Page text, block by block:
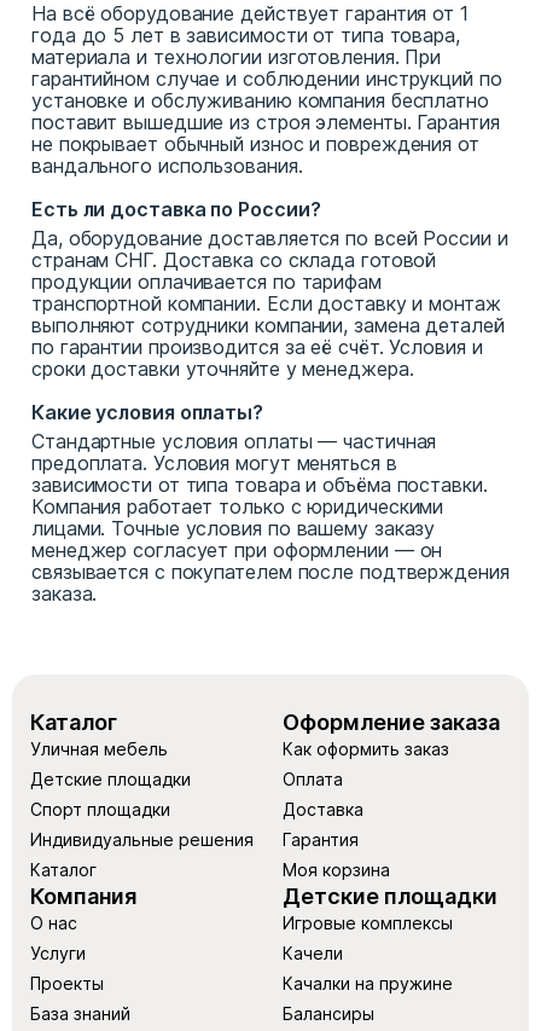
На всё оборудование действует гарантия от 1
года до 5 лет в зависимости от типа товара,
материала и технологии изготовления. При
гарантийном случае и соблюдении инструкций по
установке и обслуживанию компания бесплатно
поставит вышедшие из строя элементы. Гарантия
не покрывает обычный износ и повреждения от
вандального использования.
Есть ли доставка по России?
Да, оборудование доставляется по всей России и
странам СНГ. Доставка со склада готовой
продукции оплачивается по тарифам
транспортной компании. Если доставку и монтаж
выполняют сотрудники компании, замена деталей
по гарантии производится за её счёт. Условия и
сроки доставки уточняйте у менеджера.
Какие условия оплаты?
Стандартные условия оплаты — частичная
предоплата. Условия могут меняться в
зависимости от типа товара и объёма поставки.
Компания работает только с юридическими
лицами. Точные условия по вашему заказу
менеджер согласует при оформлении — он
связывается с покупателем после подтверждения
заказа.
Каталог
Уличная мебель
Детские площадки
Спорт площадки
Индивидуальные решения
Каталог
Оформление заказа
Как оформить заказ
Оплата
Доставка
Гарантия
Моя корзина
Компания
О нас
Услуги
Проекты
База знаний
Детские площадки
Игровые комплексы
Качели
Качалки на пружине
Балансиры